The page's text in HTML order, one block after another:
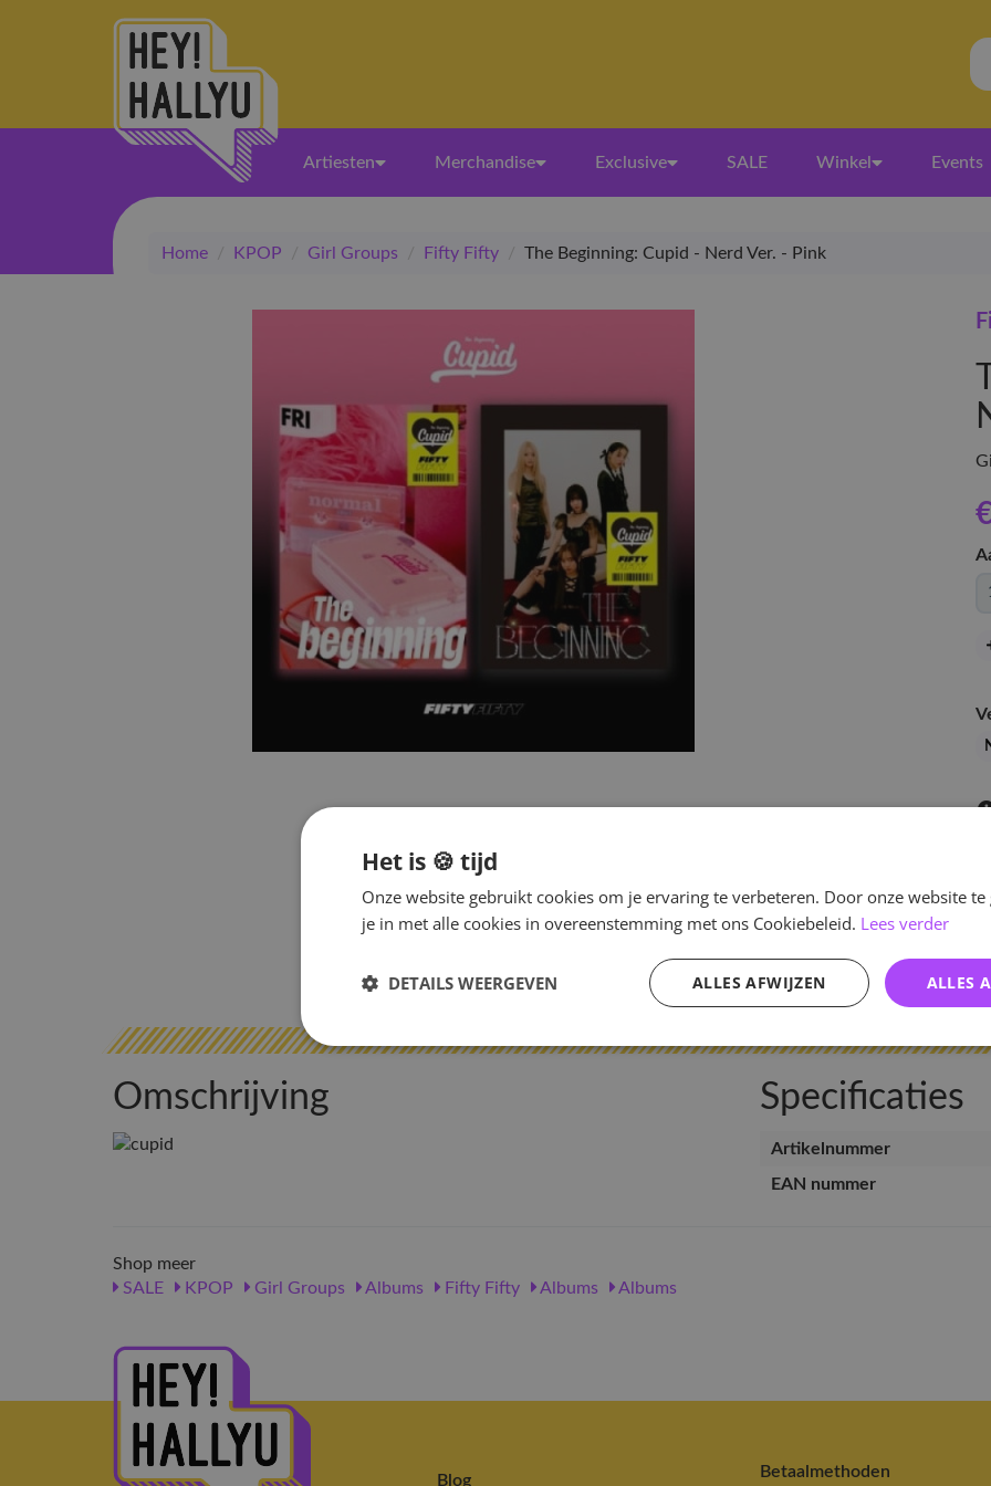
Artiesten Merchandise Exclusive SALE Winkel Events
Home / KPOP / Girl Groups / Fifty Fifty / The Beginning: Cupid - Nerd Ver. - Pink
Omschrijving Specificaties
Artikelnummer
EAN nummer
Shop meer
SALE
KPOP Girl Groups Albums Fifty Fifty Albums Albums
Blog Betaalmethoden
Het is 🍪 tijd
Onze website gebruikt cookies om je ervaring te verbeteren. Door onze website
je in met alle cookies in overeenstemming met ons Cookiebeleid. Lees verder
ALLES
ALLES AFWIJZEN
DETAILS WEERGEVEN